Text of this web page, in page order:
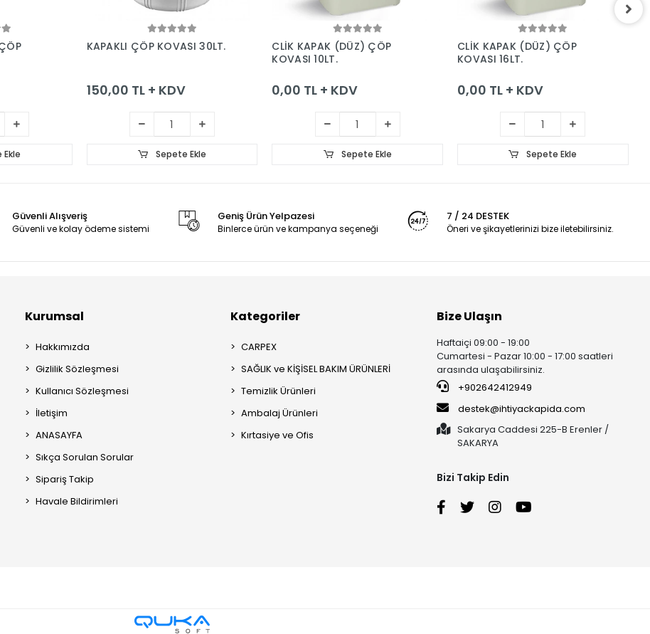
Sepete Ekle
KAPAKLI ÇÖP KOVASI 30LT.
150,00 TL + KDV
Sepete Ekle
Sepete Ekle
CLİK KAPAK (DÜZ) ÇÖP
KOVASI 10LT.
0,00 TL + KDV
Sepete Ekle
Sepete Ekle
CLİK KAPAK (DÜZ) ÇÖP
KOVASI 16LT.
0,00 TL + KDV
Sepete Ekle
Güvenli Alışveriş
Güvenli ve kolay ödeme sistemi
Geniş Ürün Yelpazesi
Binlerce ürün ve kampanya seçeneği
7 / 24 DESTEK
Öneri ve şikayetlerinizi bize iletebilirsiniz.
Kurumsal
Hakkımızda
Gizlilik Sözleşmesi
Kullanıcı Sözleşmesi
İletişim
ANASAYFA
Sıkça Sorulan Sorular
Sipariş Takip
Havale Bildirimleri
Kategoriler
CARPEX
SAĞLIK ve KİŞİSEL BAKIM ÜRÜNLERİ
Temizlik Ürünleri
Ambalaj Ürünleri
Kırtasiye ve Ofis
Bize Ulaşın
Haftaiçi 09:00 - 19:00
Cumartesi - Pazar 10:00 - 17:00 saatleri
arasında ulaşabilirsiniz.
+902642412949
destek@ihtiyackapida.com
Sakarya Caddesi 225-B Erenler /
SAKARYA
Bizi Takip Edin